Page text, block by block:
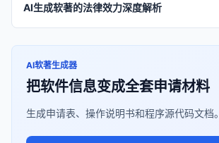
AI生成软著的法律效力深度解析
AI软著生成器
把软件信息变成全套申请材料
生成申请表、操作说明书和程序源代码文档。